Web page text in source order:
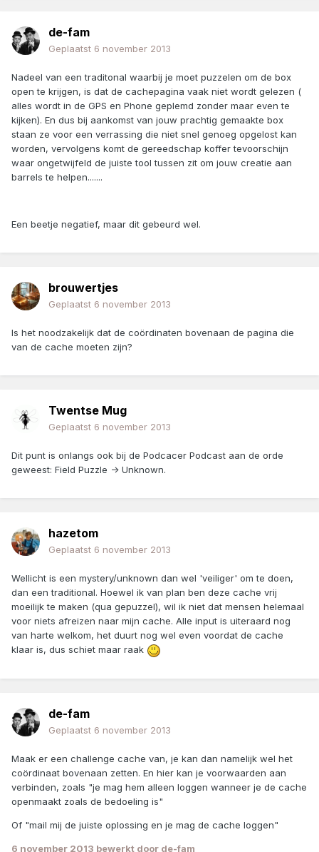
de-fam
Geplaatst 6 november 2013
Nadeel van een traditonal waarbij je moet puzzelen om de box
open te krijgen, is dat de cachepagina vaak niet wordt gelezen (
alles wordt in de GPS en Phone geplemd zonder maar even te
kijken). En dus bij aankomst van jouw prachtig gemaakte box
staan ze voor een verrassing die niet snel genoeg opgelost kan
worden, vervolgens komt de gereedschap koffer tevoorschijn
waar ongetwijfeld de juiste tool tussen zit om jouw creatie aan
barrels te helpen.......
Een beetje negatief, maar dit gebeurd wel.
brouwertjes
Geplaatst 6 november 2013
Is het noodzakelijk dat de coördinaten bovenaan de pagina die
van de cache moeten zijn?
Twentse Mug
Geplaatst 6 november 2013
Dit punt is onlangs ook bij de Podcacer Podcast aan de orde
geweest: Field Puzzle -> Unknown.
hazetom
Geplaatst 6 november 2013
Wellicht is een mystery/unknown dan wel 'veiliger' om te doen,
dan een traditional. Hoewel ik van plan ben deze cache vrij
moeilijk te maken (qua gepuzzel), wil ik niet dat mensen helemaal
voor niets afreizen naar mijn cache. Alle input is uiteraard nog
van harte welkom, het duurt nog wel even voordat de cache
klaar is, dus schiet maar raak
de-fam
Geplaatst 6 november 2013
Maak er een challenge cache van, je kan dan namelijk wel het
coördinaat bovenaan zetten. En hier kan je voorwaarden aan
verbinden, zoals "je mag hem alleen loggen wanneer je de cache
openmaakt zoals de bedoeling is"
Of "mail mij de juiste oplossing en je mag de cache loggen"
6 november 2013 bewerkt door de-fam